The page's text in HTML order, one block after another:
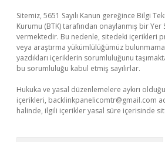
Sitemiz, 5651 Sayılı Kanun gereğince Bilgi
Kurumu (BTK) tarafından onaylanmış bir Yer
vermektedir. Bu nedenle, sitedeki içerikleri
veya araştırma yükümlülüğümüz
yazdıkları içeriklerin sorumluluğunu
bu sorumluluğu kabul etmiş sayılırlar.
Hukuka ve yasal düzenlemelere aykırı
içerikleri, backlinkpanelicomtr@gmail.com
halinde, ilgili içerikler yasal süre içerisinde